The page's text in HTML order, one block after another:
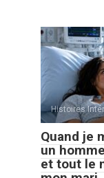
Histoires
Quand je
un
et tout le